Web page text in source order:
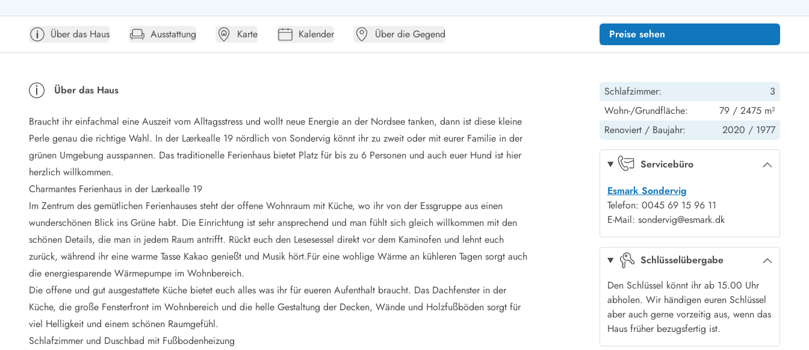
Öffnungszeiten
Anreise
Ferienhaus ABC
Häufige Fragen zur Buchung
Verleihservice
Reisescheckliste
Endreinigung
Gutschein
Frühbucher
Mietbedingungen
Reiseführer Dänemark
Tipps für Urlaub in Dänemark
Wetter in Dänemark
Saisonzeiten
Badesicherheit im Meer
Naturschutz
Webcam Dänemark
Ferienhauskatalog
Fotowettbewerb
Über das Haus Ausstattung Karte Kalender Über die Gegend Preise sehen
Über das Haus
Braucht ihr einfachmal eine Auszeit vom Alltagsstress und wollt neue Energie an der Nordsee tanken, dann ist diese kleine
Perle genau die richtige Wahl. In der Lærkealle 19 nördlich von Sondervig könnt ihr zu zweit oder mit eurer Familie in der
grünen Umgebung ausspannen. Das traditionelle Ferienhaus bietet Platz für bis zu 6 Personen und auch euer Hund ist hier
herzlich willkommen.
Charmantes Ferienhaus in der Lærkealle 19
Im Zentrum des gemütlichen Ferienhauses steht der offene Wohnraum mit Küche, wo ihr von der Essgruppe aus einen
wunderschönen Blick ins Grüne habt. Die Einrichtung ist sehr ansprechend und man fühlt sich gleich willkommen mit den
schönen Details, die man in jedem Raum antrifft. Rückt euch den Lesesessel direkt vor dem Kaminofen und lehnt euch
zurück, während ihr eine warme Tasse Kakao genießt und Musik hört.Für eine wohlige Wärme an kühleren Tagen sorgt auch
die energiesparende Wärmepumpe im Wohnbereich.
Die offene und gut ausgestattete Küche bietet euch alles was ihr für eueren Aufenthalt braucht. Das Dachfenster in der
Küche, die große Fensterfront im Wohnbereich und die helle Gestaltung der Decken, Wände und Holzfußböden sorgt für
viel Helligkeit und einem schönen Raumgefühl.
Schlafzimmer und Duschbad mit Fußbodenheizung
Schlafzimmer:
3
Wohn-/Grundfläche:
79 / 2475 m²
Renoviert / Baujahr: 2020 / 1977
Servicebüro
Esmark Sondervig
Telefon: 0045 69 15 96 11
E-Mail: sondervig@esmark.dk
Schlüsselübergabe
Den Schlüssel könnt ihr ab 15.00 Uhr
abholen. Wir händigen euren Schlüssel
aber auch gerne vorzeitig aus, wenn das
Haus früher bezugsfertig ist.